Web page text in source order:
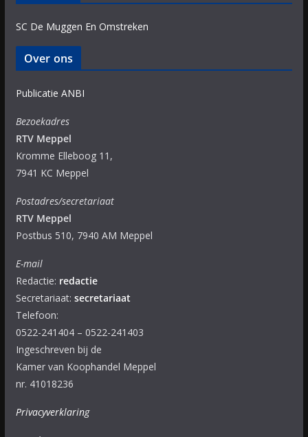
SC De Muggen En Omstreken
Over ons
Publicatie ANBI
Bezoekadres
RTV Meppel
Kromme Elleboog 11,
7941 KC Meppel
Postadres/secretariaat
RTV Meppel
Postbus 510, 7940 AM Meppel
E-mail
Redactie: redactie
Secretariaat: secretariaat
Telefoon:
0522-241404 – 0522-241403
Ingeschreven bij de
Kamer van Koophandel Meppel
nr. 41018236
Privacyverklaring